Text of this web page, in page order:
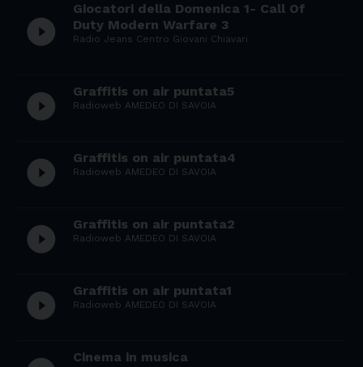
play_circle_filled
Giocatori della Domenica 1- Call Of
Duty Modern Warfare 3
Radio Jeans Centro Giovani Chiavari
play_circle_filled Graffitis on air puntata5
Radioweb AMEDEO DI SAVOIA
play_circle_filled Graffitis on air puntata4
Radioweb AMEDEO DI SAVOIA
play_circle_filled Graffitis on air puntata2
Radioweb AMEDEO DI SAVOIA
play_circle_filled Graffitis on air puntata1
Radioweb AMEDEO DI SAVOIA
Cinema in musica